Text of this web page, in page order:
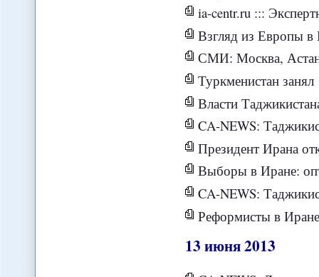
ia-centr.ru ::: Экспертная оценка :: Если президентам
Взгляд из Европы в
СМИ: Москва,
Туркменистан занял
Власти
CA-NEWS: Таджикистан
Президент Ирана открыл
Выборы в Иране:
CA-NEWS:
Реформисты в Иране
13июня2013